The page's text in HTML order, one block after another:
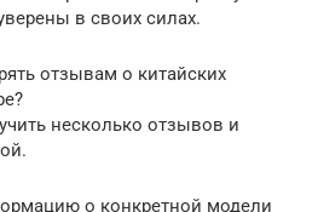
в своих силах.
отзывам о китайских
несколько отзывов и
о конкретной модели